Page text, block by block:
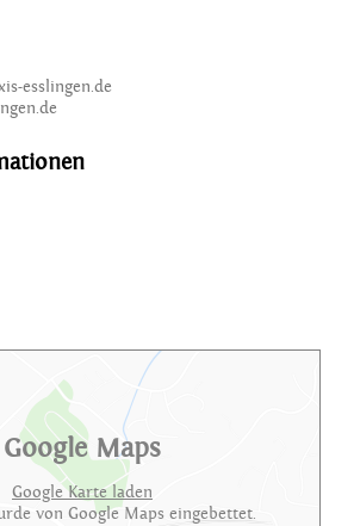
esslingen.de
Google Maps
Google Karte laden
von Google Maps eingebettet.